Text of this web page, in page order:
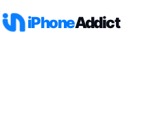
iPhoneAddict